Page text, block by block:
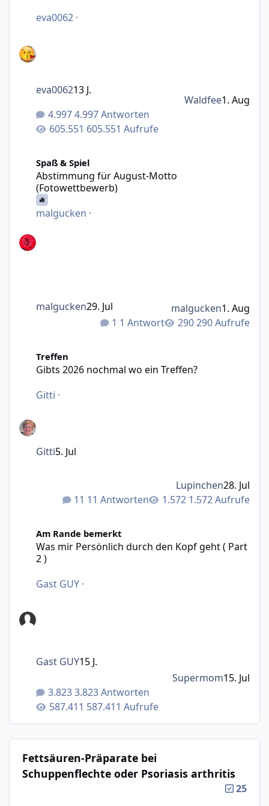
eva0062 ·
4.997 Antworten
605.551 Aufrufe
eva006213 J.
Waldfee1. Aug
Spaß & Spiel
Abstimmung für August-Motto
(Fotowettbewerb)
malgucken ·
1 Antwort 290 Aufrufe
malgucken29. Jul malgucken1. Aug
Treffen
Gibts 2026 nochmal wo ein Treffen?
Gitti ·
11 Antworten 1.572 Aufrufe
Gitti5. Jul
Lupinchen28. Jul
Am Rande bemerkt
Was mir Persönlich durch den Kopf geht ( Part
2 )
Gast GUY ·
3.823 Antworten
587.411 Aufrufe
Gast GUY15 J.
Supermom15. Jul
Fettsäuren-Präparate bei
Schuppenflechte oder Psoriasis arthritis
25